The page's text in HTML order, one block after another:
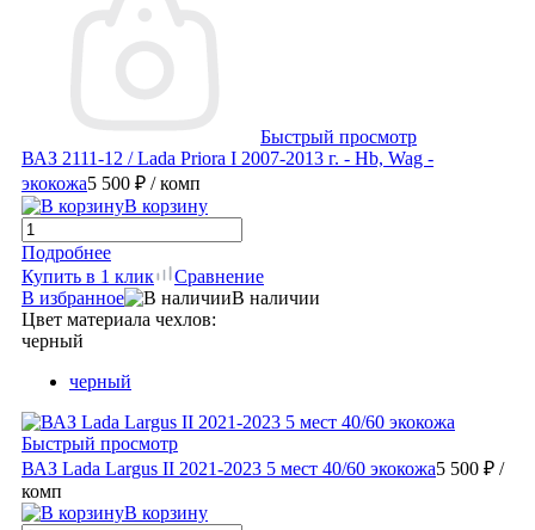
Быстрый просмотр
ВАЗ 2111-12 / Lada Priora I 2007-2013 г. - Hb, Wag -
экокожа5 500 ₽ / комп
В корзину
Подробнее
Купить в 1 клик
Сравнение
В избранное
В наличии
Цвет материала чехлов:
черный
черный
Быстрый просмотр
ВАЗ Lada Largus II 2021-2023 5 мест 40/60 экокожа5 500 ₽ /
комп
В корзину